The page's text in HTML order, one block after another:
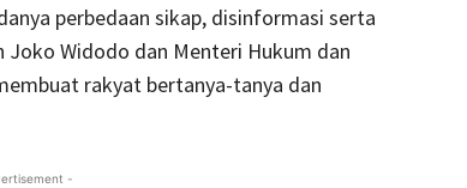
perbedaan sikap, disinformasi serta
Widodo dan Menteri Hukum dan
rakyat bertanya-tanya dan
-